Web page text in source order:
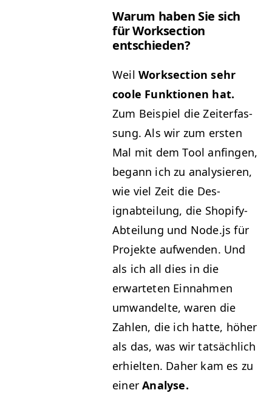
Warum haben Sie sich
für Work­sec­tion
entschieden?
Weil Work­sec­tion sehr
coole Funk­tio­nen hat.
Zum Beispiel die Zeit­er­fas­
sung. Als wir zum ersten
Mal mit dem Tool anfin­gen,
begann ich zu analysieren,
wie viel Zeit die Des­
ignabteilung, die Shopi­fy-
Abteilung und Node.js für
Pro­jek­te aufwen­den. Und
als ich all dies in die
erwarteten Ein­nah­men
umwan­delte, waren die
Zahlen, die ich hat­te, höher
als das, was wir tat­säch­lich
erhiel­ten. Daher kam es zu
ein­erAnalyse.